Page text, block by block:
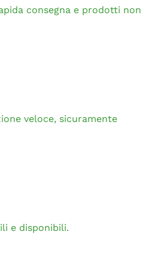
consegna e prodotti non
veloce, sicuramente
e disponibili.